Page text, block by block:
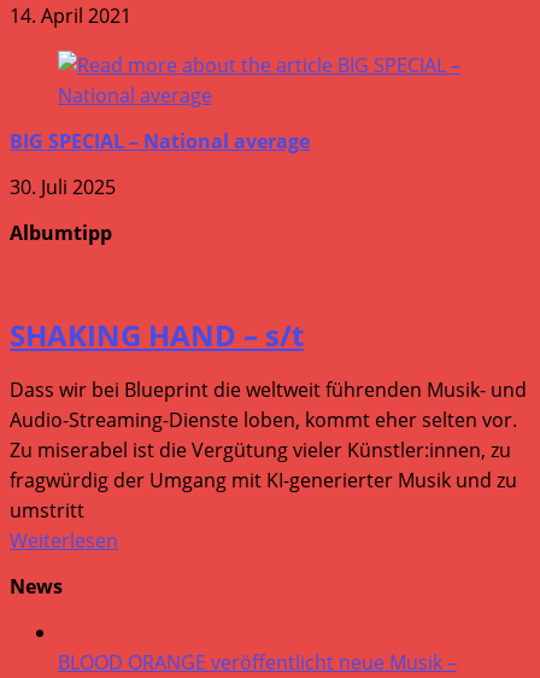
14. April 2021
BIG SPECIAL – National average
30. Juli 2025
Albumtipp
SHAKING HAND – s/t
Dass wir bei Blueprint die weltweit führenden Musik- und
Audio-Streaming-Dienste loben, kommt eher selten vor.
Zu miserabel ist die Vergütung vieler Künstler:innen, zu
fragwürdig der Umgang mit KI-generierter Musik und zu
umstritt
Weiterlesen
News
BLOOD ORANGE veröffentlicht neue Musik –